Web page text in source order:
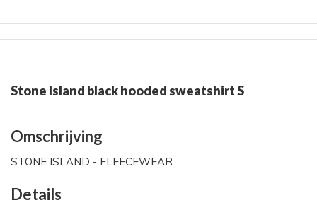
Stone Island black hooded sweatshirt S
Omschrijving
STONE ISLAND - FLEECEWEAR
Details